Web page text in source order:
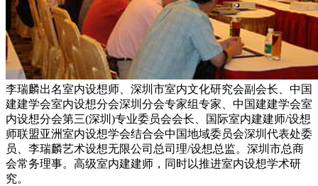
李瑞麟出名室内设想师、深圳市室内文化研究会副会长、中国
建建学会室内设想分会深圳分会专家组专家、中国建建学会室
内设想分会第三(深圳)专业委员会会长、国际室内建建师/设想
师联盟亚洲室内设想学会结合会中国地域委员会深圳代表处委
员、李瑞麟艺术设想无限公司总司理/设想总监。深圳市总商
会常务理事。高级室内建建师，同时以推进室内设想学术研
究。